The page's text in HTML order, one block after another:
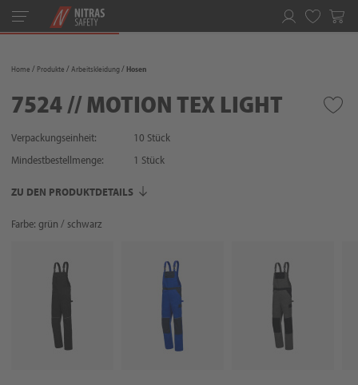
Toggle
navigation
Home Produkte Arbeitskleidung Hosen
7524 // MOTION TEX LIGHT
Verpackungseinheit:
10 Stück
Mindestbestellmenge:
1 Stück
ZU DEN PRODUKTDETAILS
Farbe: grün / schwarz